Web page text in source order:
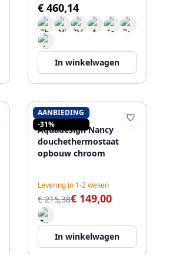
€ 460,14
In winkelwagen
AANBIEDING
-31%
AQUADESIGN
Aquadesign Nancy
douchethermostaat
opbouw chroom
Levering in 1-2 weken
€ 215,38€ 149,00
In winkelwagen